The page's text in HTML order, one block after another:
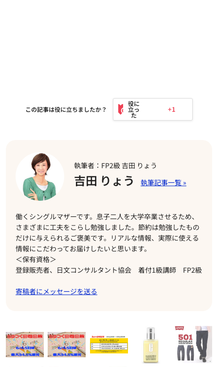
この記事は役に立ちましたか？ +1
執筆者：FP2級 吉田 りょう
吉田 りょう
働くシングルマザーです。息子二人を大学卒業させるため、
さまざまに工夫をこらし勉強しました。節約は勉強したもの
だけに与えられるご褒美です。リアルな情報、実際に使える
情報にこだわってお届けしたいと思います。
＜保有資格＞
登録販売者、日文コンサルタント協会 着付1級講師 FP2級
寄稿者にメッセージを送る